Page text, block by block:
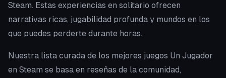
Steam. Estas experiencias en solitario ofrecen
narrativas ricas, jugabilidad profunda y mundos en los
que puedes perderte durante horas.
Nuestra lista curada de los mejores juegos Un Jugador
en Steam se basa en reseñas de la comunidad,